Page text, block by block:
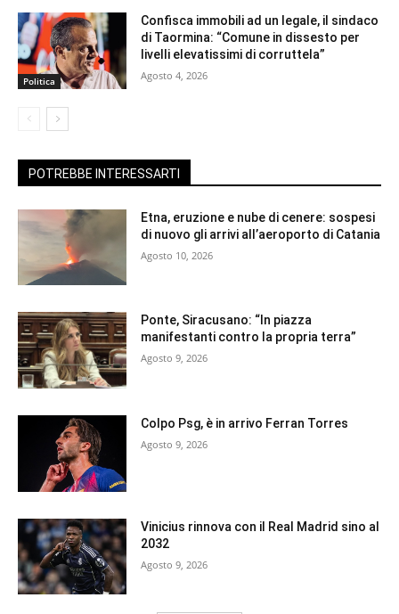
Politica
Confisca immobili ad un legale, il sindaco
di Taormina: “Comune in dissesto per
livelli elevatissimi di corruttela”
Agosto 4, 2026
POTREBBE INTERESSARTI
Etna, eruzione e nube di cenere: sospesi
di nuovo gli arrivi all’aeroporto di Catania
Agosto 10, 2026
Ponte, Siracusano: “In piazza
manifestanti contro la propria terra”
Agosto 9, 2026
Colpo Psg, è in arrivo Ferran Torres
Agosto 9, 2026
Vinicius rinnova con il Real Madrid sino al
2032
Agosto 9, 2026